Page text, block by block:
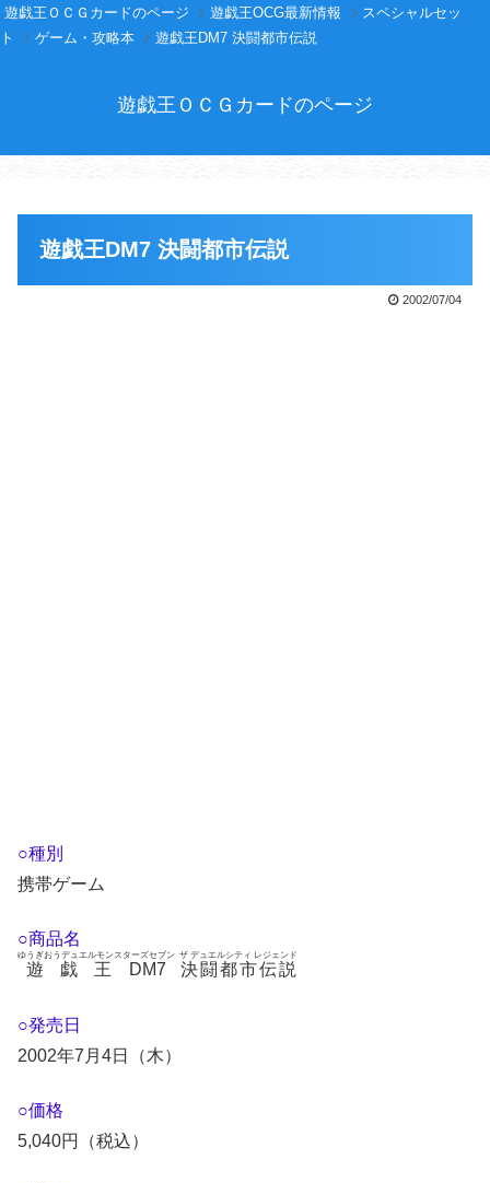
遊戯王ＯＣＧカードのページ 遊戯王OCG最新情報
スペシャルセッ
ト
ゲーム・攻略本 遊戯王DM7 決闘都市伝説
遊戯王ＯＣＧカードのページ
遊戯王DM7 決闘都市伝説
2002/07/04
○種別
携帯ゲーム
○商品名
遊戯王DM7
ゆうぎおうデュエルモンスターズセブン
決闘都市伝説
ザ デュエルシティ レジェンド
○発売日
2002年7月4日（木）
○価格
5,040円（税込）